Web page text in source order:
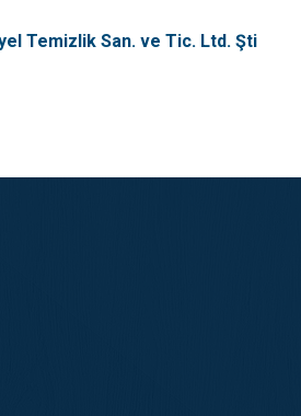
Temizlik San. ve Tic. Ltd. Şti